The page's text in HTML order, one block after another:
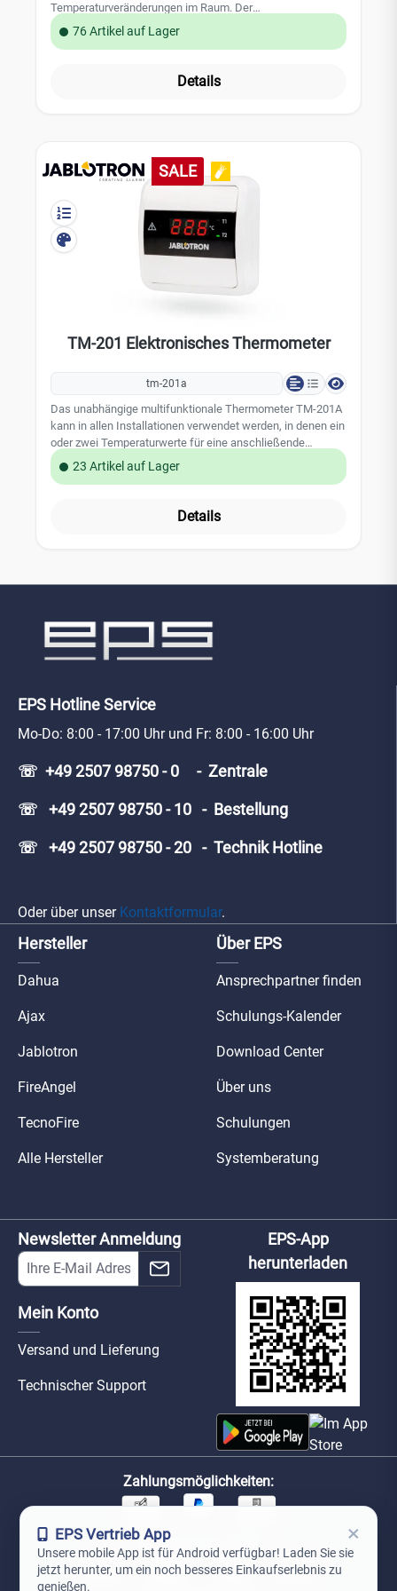
Temperaturveränderungen im Raum. Der
Thermodifferentialmelder der Klasse A1 hat eine
Ansprechtemperatur von 54°C bis 62°C. Dank der
betriebsbereit ohne Batteriewechsel. Mit seiner W2-
Leistungsmerkmale: integrierte 10-Jahres-Lithiumbatterie
Thermistek-Technologie Funkschnittstelle für das W2
Funkmodul große Test-/Stummschalttaste
Selbstüberwachung und Störungsanzeige modernes
Design Technische Daten: Thermodifferential-Melder der
Klasse A1 Ansprechtemperatur: 54°C bis 62°C geprüft nach
BS 5446-2:2003 lauter Alarmgeber 85 dB universelle
Montageplatte mit optionaler Diebstahlsicherung 10 Jahre
Herstellergarantie der FireAngel Safety Technology Limited
76 Artikel auf Lager
Details
SALE
TM-201 Elektronisches Thermometer
tm-201a
Das unabhängige multifunktionale Thermometer TM-201A
kann in allen Installationen verwendet werden, in denen ein
oder zwei Temperaturwerte für eine anschließende
Schließung oder Öffnung eines Relais gemessen werden
müssen. Das Thermometer gibt optische und akustische
oder Differenzthermostat genutzt werden.
23 Artikel auf Lager
Details
EPS Hotline Service
Mo-Do: 8:00 - 17:00 Uhr und Fr: 8:00 - 16:00 Uhr
☏ +49 2507 98750 - 0 - Zentrale
☏ +49 2507 98750 - 10 - Bestellung
☏ +49 2507 98750 - 20 - Technik Hotline
Oder über unser Kontaktformular.
Hersteller
Dahua
Ajax
Jablotron
FireAngel
TecnoFire
Alle Hersteller
Über EPS
Ansprechpartner finden
Schulungs-Kalender
Download Center
Über uns
Schulungen
Systemberatung
Newsletter Anmeldung
Mein Konto
Versand und Lieferung
Technischer Support
EPS-App
herunterladen
Zahlungsmöglichkeiten:
Unsere Versandpartner:
EPS Vertrieb App ×
Unsere mobile App ist für Android verfügbar! Laden Sie sie
jetzt herunter, um ein noch besseres Einkaufserlebnis zu
genießen.